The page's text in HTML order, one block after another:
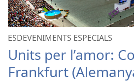
ESDEVENIMENTS ESPECIALS
Units per l’amor:
Frankfurt